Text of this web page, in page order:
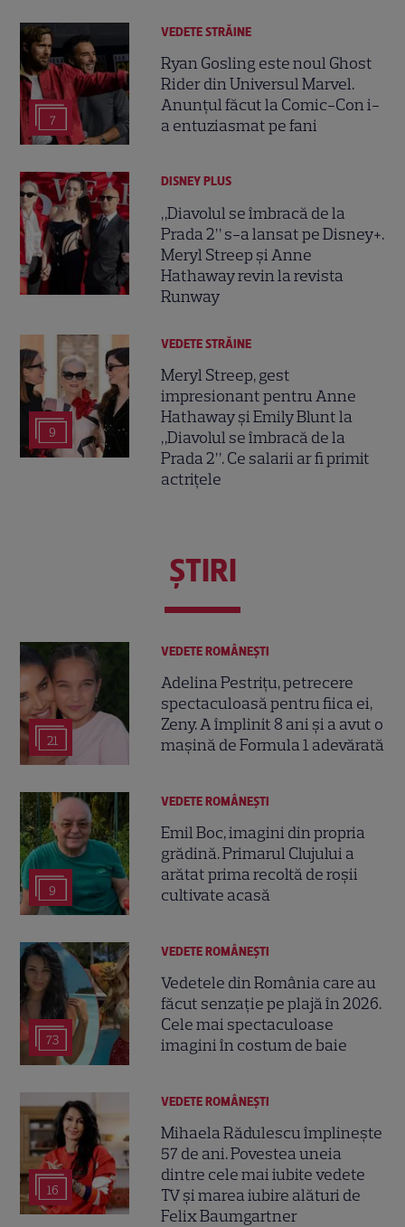
7
VEDETE STRĂINE
Ryan Gosling este noul Ghost
Rider din Universul Marvel.
Anunțul făcut la Comic-Con i-
a entuziasmat pe fani
DISNEY PLUS
„Diavolul se îmbracă de la
Prada 2” s-a lansat pe Disney+.
Meryl Streep și Anne
Hathaway revin la revista
Runway
9
VEDETE STRĂINE
Meryl Streep, gest
impresionant pentru Anne
Hathaway și Emily Blunt la
„Diavolul se îmbracă de la
Prada 2”. Ce salarii ar fi primit
actrițele
ŞTIRI
21
VEDETE ROMÂNEŞTI
Adelina Pestrițu, petrecere
spectaculoasă pentru fiica ei,
Zeny. A împlinit 8 ani și a avut o
mașină de Formula 1 adevărată
9
VEDETE ROMÂNEŞTI
Emil Boc, imagini din propria
grădină. Primarul Clujului a
arătat prima recoltă de roșii
cultivate acasă
73
VEDETE ROMÂNEŞTI
Vedetele din România care au
făcut senzație pe plajă în 2026.
Cele mai spectaculoase
imagini în costum de baie
16
VEDETE ROMÂNEŞTI
Mihaela Rădulescu împlinește
57 de ani. Povestea uneia
dintre cele mai iubite vedete
TV și marea iubire alături de
Felix Baumgartner